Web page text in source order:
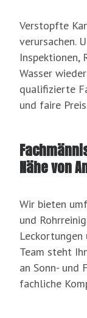
Verstopfte
verursachen.
Inspektionen,
Wasser
qualifizierte
und faire
Nähe von
Wir bieten
und
Leckortungen
Team steht
an Sonn- und
fachliche